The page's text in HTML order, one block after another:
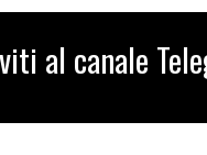
al canale